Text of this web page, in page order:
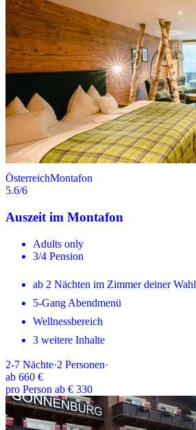
ÖsterreichMontafon
5.6/6
Auszeit im Montafon
Adults only
3/4 Pension
ab 2 Nächten im Zimmer deiner Wahl
5-Gang Abendmenü
Wellnessbereich
3 weitere Inhalte
2-7 Nächte·2 Personen·
ab 660 €
pro Person ab € 330